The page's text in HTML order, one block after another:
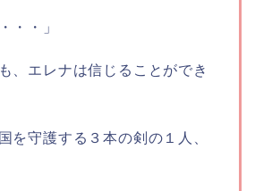
・・」
、エレナは信じることができ
を守護する３本の剣の１人、